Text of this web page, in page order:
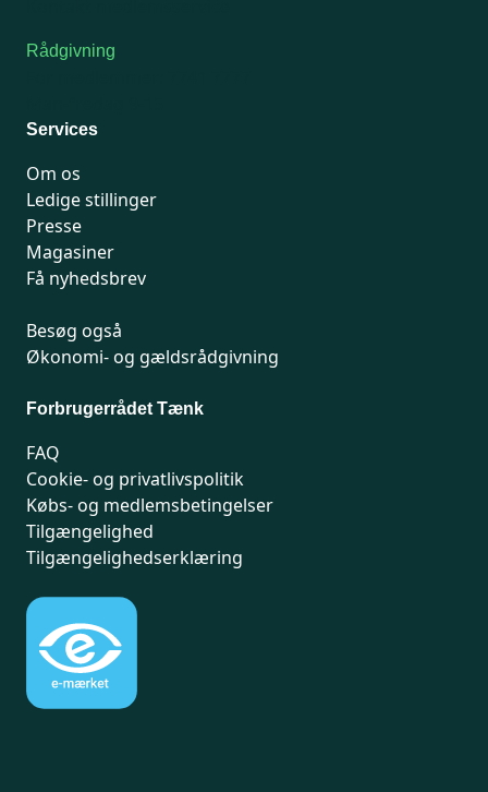
Rådgivning
Services
Om os
Ledige stillinger
Presse
Magasiner
Få nyhedsbrev
Besøg også
Økonomi- og gældsrådgivning
Forbrugerrådet Tænk
FAQ
Cookie- og privatlivspolitik
Købs- og medlemsbetingelser
Tilgængelighed
Tilgængelighedserklæring